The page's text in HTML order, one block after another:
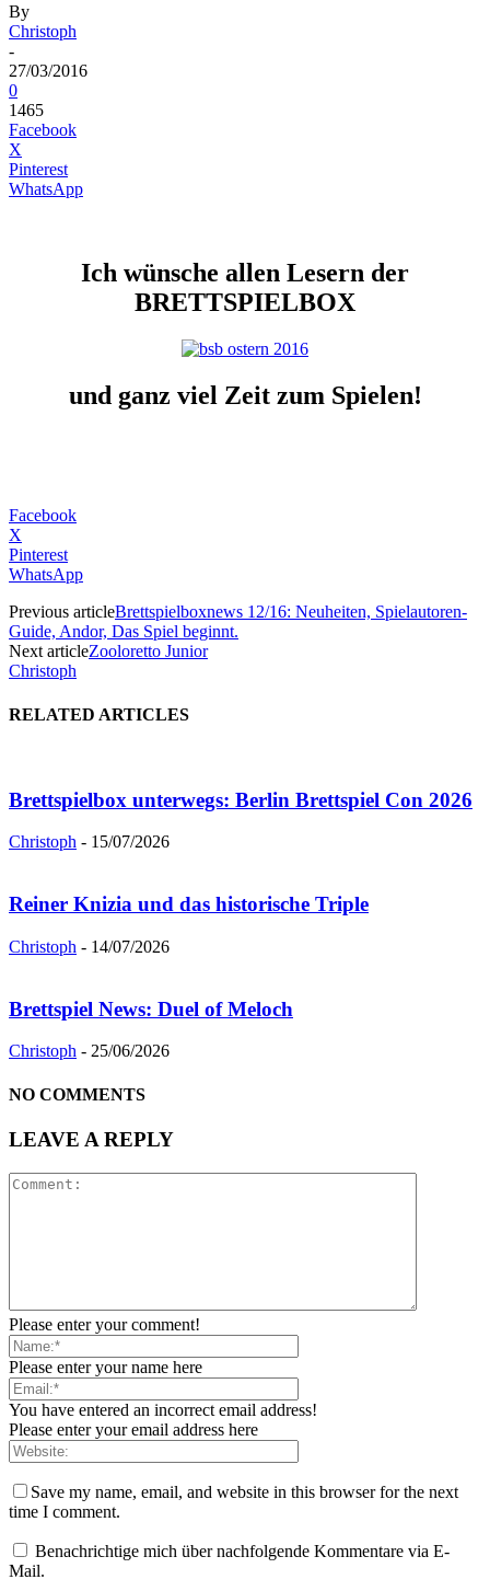
By
Christoph
-
27/03/2016
0
1465
Facebook
X
Pinterest
WhatsApp
Ich wünsche allen Lesern der
BRETTSPIELBOX
und ganz viel Zeit zum Spielen!
Facebook
X
Pinterest
WhatsApp
Previous articleBrettspielboxnews 12/16: Neuheiten, Spielautoren-
Guide, Andor, Das Spiel beginnt.
Next articleZooloretto Junior
Christoph
RELATED ARTICLES
Brettspielbox unterwegs: Berlin Brettspiel Con 2026
Christoph - 15/07/2026
Reiner Knizia und das historische Triple
Christoph - 14/07/2026
Brettspiel News: Duel of Meloch
Christoph - 25/06/2026
NO COMMENTS
LEAVE A REPLY
Please enter your comment!
Please enter your name here
You have entered an incorrect email address!
Please enter your email address here
Save my name, email, and website in this browser for the next
time I comment.
Benachrichtige mich über nachfolgende Kommentare via E-
Mail.